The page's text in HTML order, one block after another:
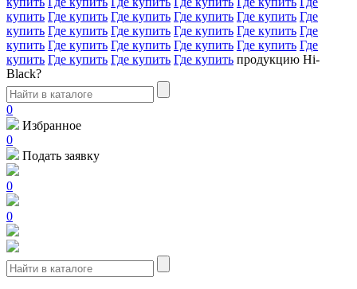
купить Где купить Где купить Где купить Где купить Где
купить Где купить Где купить Где купить Где купить Где
купить Где купить Где купить Где купить Где купить Где
купить Где купить Где купить Где купить продукцию Hi-
Black?
0
Избранное
0
Подать заявку
0
0